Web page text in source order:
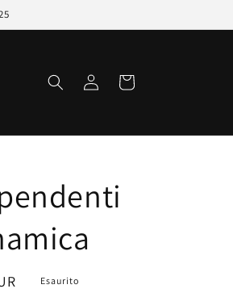
Accedi Carrello
Esaurito